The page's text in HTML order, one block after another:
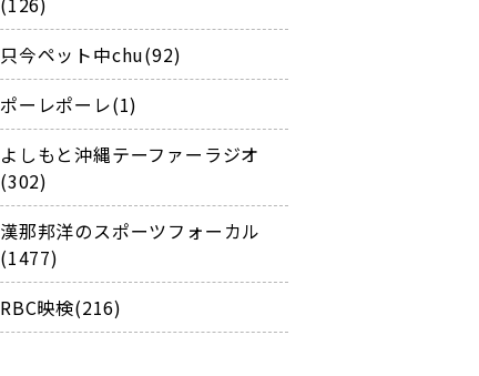
只今ペット中chu(92)
ポーレポーレ(1)
よしもと沖縄テーファーラジオ
(302)
漢那邦洋のスポーツフォーカル
(1477)
RBC映検(216)